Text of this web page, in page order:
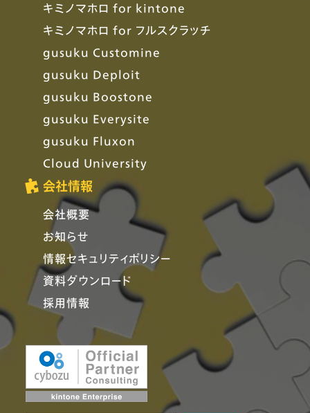
キミノマホロ for kintone
キミノマホロ for フルスクラッチ
gusuku Customine
gusuku Deploit
gusuku Boostone
gusuku Everysite
gusuku Fluxon
Cloud University
会社情報
会社概要
お知らせ
情報セキュリティポリシー
資料ダウンロード
採用情報